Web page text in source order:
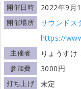
開催日時 2022年9月
開催場所 サウンドス
https://
主催者 りょうすけ
参加費 3000円
打ち上げ 未定